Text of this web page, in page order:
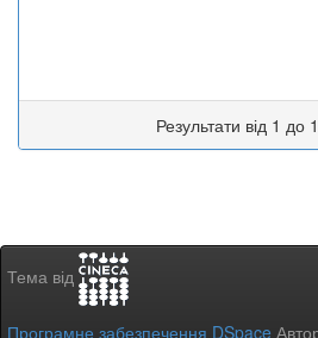
Результати від 1 до
Тема від
Програмне забезпечення DSpace